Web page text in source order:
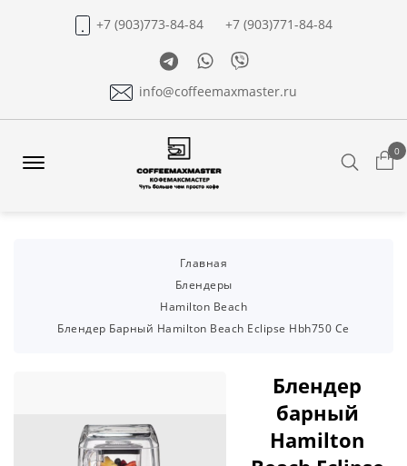
+7 (903)773-84-84
+7 (903)771-84-84
TelegramWhatsapp
Viber
info@coffeemaxmaster.ru
0
Главная
Блендеры
Hamilton Beach
Блендер Барный Hamilton Beach Eclipse Hbh750 Ce
Блендер
барный
Hamilton